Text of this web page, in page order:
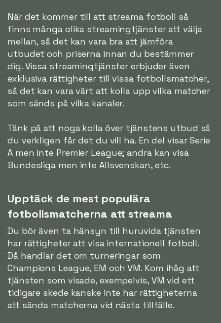
När det kommer till att streama fotboll så
finns många olika streamingtjänster att välja
mellan, så det kan vara bra att jämföra
utbudet och priserna innan du bestämmer
dig. Vissa streamingtjänster erbjuder även
exklusiva rättigheter till vissa fotbollsmatcher,
så det kan vara värt att kolla upp vilka matcher
som sänds på vilka kanaler.
Tänk på att noga kolla över tjänstens utbud så
du verkligen får det du vill ha. En del visar Serie
A men inte Premier League; andra kan visa
Bundesliga men inte Allsvenskan, etc.
Upptäck de mest populära
fotbollsmatcherna att streama
Du bör även ta hänsyn till huruvida tjänsten
har rättigheter att visa internationell fotboll.
Då handlar det om turneringar som
Champions League, EM och VM. Kom ihåg att
tjänsten som visade, exempelvis, VM vid ett
tidigare skede kanske inte har rättigheterna
att sända matcherna vid nästa tillfälle.